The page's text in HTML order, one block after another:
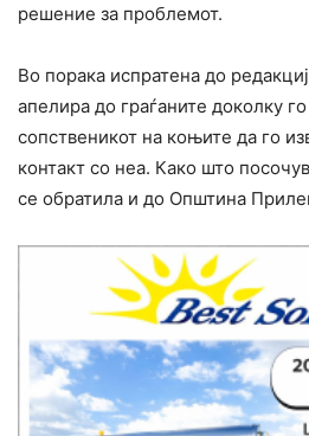
решение за проблемот.
Во порака испратена до
апелира до граѓаните доколку
сопственикот на коњите да го
контакт со неа. Како што
се обратила и до Општина